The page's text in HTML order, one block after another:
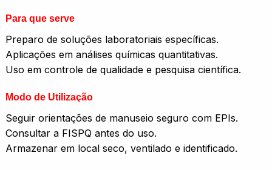
Para que serve
Preparo de soluções laboratoriais específicas.
Aplicações em análises químicas quantitativas.
Uso em controle de qualidade e pesquisa científica.
Modo de Utilização
Seguir orientações de manuseio seguro com EPIs.
Consultar a FISPQ antes do uso.
Armazenar em local seco, ventilado e identificado.